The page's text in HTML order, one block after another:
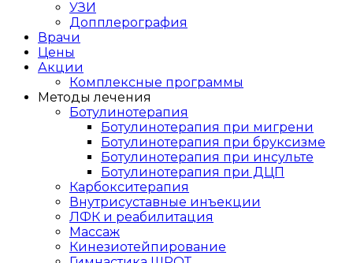
УЗИ
Допплерография
Врачи
Цены
Акции
Комплексные программы
Методы лечения
Ботулинотерапия
Ботулинотерапия при мигрени
Ботулинотерапия при бруксизме
Ботулинотерапия при инсульте
Ботулинотерапия при ДЦП
Карбокситерапия
Внутрисуставные инъекции
ЛФК и реабилитация
Массаж
Кинезиотейпирование